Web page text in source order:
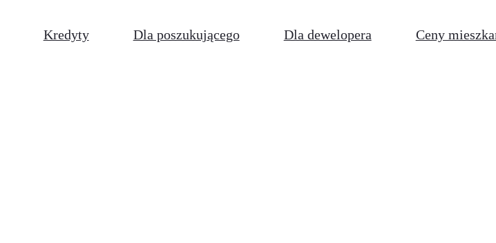
Kredyty Dla poszukującego Dla dewelopera Ceny